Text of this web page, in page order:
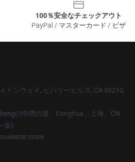
100％安全なチェックアウト
PayPal / マスターカード / ビザ
トンウェイ, ビバリーヒルズ, CA 90210,
の中間の道、Conghua、上海、CN
金)